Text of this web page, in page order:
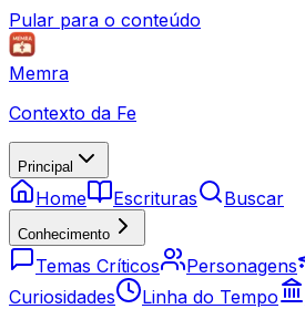
Pular para o conteúdo
Memra
Contexto da Fe
Principal
Home Escrituras Buscar
Conhecimento
Temas Críticos Personagens
Curiosidades
Linha do Tempo